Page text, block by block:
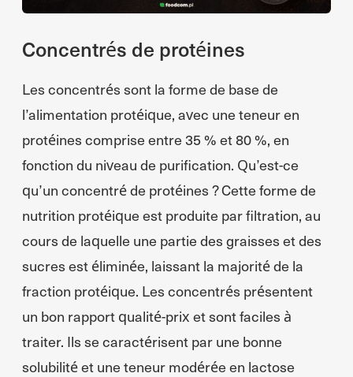
Concentrés de protéines
Les concentrés sont la forme de base de
l’alimentation protéique, avec une teneur en
protéines comprise entre 35 % et 80 %, en
fonction du niveau de purification. Qu’est-ce
qu’un concentré de protéines ? Cette forme de
nutrition protéique est produite par filtration, au
cours de laquelle une partie des graisses et des
sucres est éliminée, laissant la majorité de la
fraction protéique. Les concentrés présentent
un bon rapport qualité-prix et sont faciles à
traiter. Ils se caractérisent par une bonne
solubilité et une teneur modérée en lactose